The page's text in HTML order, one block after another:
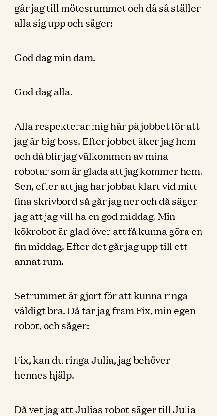
går jag till mötesrummet och då så ställer
alla sig upp och säger:
God dag min dam.
God dag alla.
Alla respekterar mig här på jobbet för att
jag är big boss. Efter jobbet åker jag hem
och då blir jag välkommen av mina
robotar som är glada att jag kommer hem.
Sen, efter att jag har jobbat klart vid mitt
fina skrivbord så går jag ner och då säger
jag att jag vill ha en god middag. Min
kökrobot är glad över att få kunna göra en
fin middag. Efter det går jag upp till ett
annat rum.
Setrummet är gjort för att kunna ringa
väldigt bra. Då tar jag fram Fix, min egen
robot, och säger:
Fix, kan du ringa Julia, jag behöver
hennes hjälp.
Då vet jag att Julias robot säger till Julia